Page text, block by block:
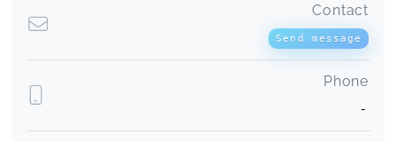
Contact
Send message
Phone
-